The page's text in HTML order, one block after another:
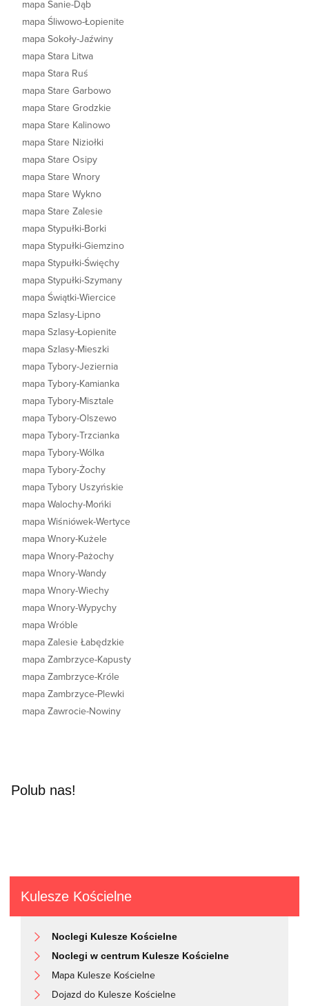
mapa Sanie-Dąb
mapa Śliwowo-Łopienite
mapa Sokoły-Jaźwiny
mapa Stara Litwa
mapa Stara Ruś
mapa Stare Garbowo
mapa Stare Grodzkie
mapa Stare Kalinowo
mapa Stare Niziołki
mapa Stare Osipy
mapa Stare Wnory
mapa Stare Wykno
mapa Stare Zalesie
mapa Stypułki-Borki
mapa Stypułki-Giemzino
mapa Stypułki-Święchy
mapa Stypułki-Szymany
mapa Świątki-Wiercice
mapa Szlasy-Lipno
mapa Szlasy-Łopienite
mapa Szlasy-Mieszki
mapa Tybory-Jeziernia
mapa Tybory-Kamianka
mapa Tybory-Misztale
mapa Tybory-Olszewo
mapa Tybory-Trzcianka
mapa Tybory-Wólka
mapa Tybory-Żochy
mapa Tybory Uszyńskie
mapa Walochy-Mońki
mapa Wiśniówek-Wertyce
mapa Wnory-Kużele
mapa Wnory-Pażochy
mapa Wnory-Wandy
mapa Wnory-Wiechy
mapa Wnory-Wypychy
mapa Wróble
mapa Zalesie Łabędzkie
mapa Zambrzyce-Kapusty
mapa Zambrzyce-Króle
mapa Zambrzyce-Plewki
mapa Zawrocie-Nowiny
Polub nas!
Kulesze Kościelne
Noclegi Kulesze Kościelne
Noclegi w centrum Kulesze Kościelne
Mapa Kulesze Kościelne
Dojazd do Kulesze Kościelne